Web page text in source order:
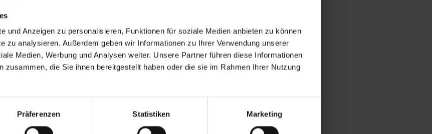
und Anzeigen zu personalisieren, Funktionen für soziale Medien anbieten zu können
zu analysieren. Außerdem geben wir Informationen zu Ihrer Verwendung unserer
Medien, Werbung und Analysen weiter. Unsere Partner führen diese Informationen
zusammen, die Sie ihnen bereitgestellt haben oder die sie im Rahmen Ihrer Nutzung
Präferenzen Statistiken Marketing
MwSt.
€ / kg
WARENKORB
2,30 € / kg
WARENKORB